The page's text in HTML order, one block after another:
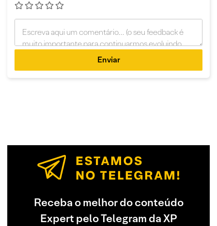
Enviar
Receba o melhor do conteúdo
Expert pelo Telegram da XP